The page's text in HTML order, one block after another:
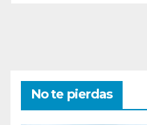
No te pierdas